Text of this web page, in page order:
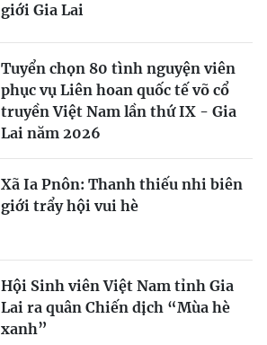
giới Gia Lai
Tuyển chọn 80 tình nguyện viên
phục vụ Liên hoan quốc tế võ cổ
truyền Việt Nam lần thứ IX - Gia
Lai năm 2026
Xã Ia Pnôn: Thanh thiếu nhi biên
giới trẩy hội vui hè
Hội Sinh viên Việt Nam tỉnh Gia
Lai ra quân Chiến dịch “Mùa hè
xanh”